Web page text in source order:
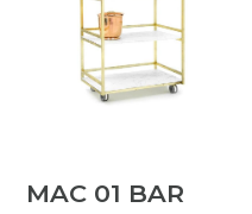
MAC 01 BAR